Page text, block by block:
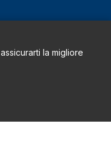
la migliore